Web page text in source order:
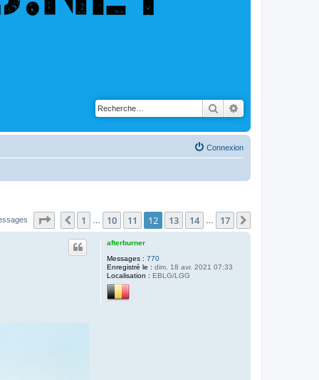
Rechercher
Connexion
Page 12 17
Précédente
1 10 11 12 13 14 17
afterburner
Messages : 770
Enregistré le : dim. 18 avr. 2021 07:33
Localisation : EBLG/LGG